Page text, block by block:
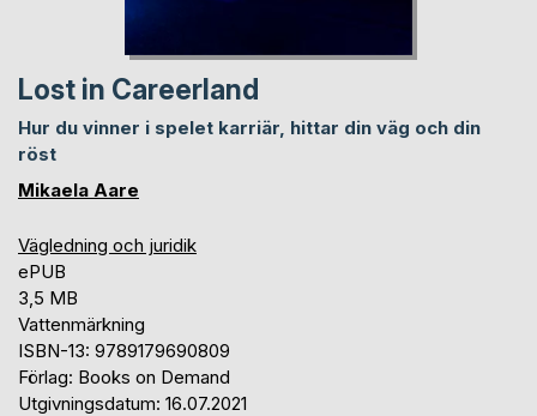
Lost in Careerland
Hur du vinner i spelet karriär, hittar din väg och din
röst
Mikaela Aare
Vägledning och juridik
ePUB
3,5 MB
Vattenmärkning
ISBN-13: 9789179690809
Förlag: Books on Demand
Utgivningsdatum: 16.07.2021